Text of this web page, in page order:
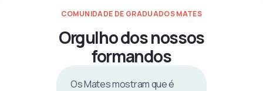
COMUNIDADE DE GRADUADOS MATES
Orgulho dos nossos
formandos
Os Mates mostram que é